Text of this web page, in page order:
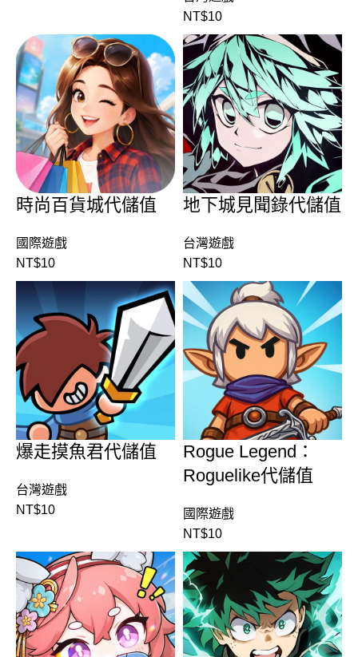
NT$10
時尚百貨城代儲值
國際遊戲
NT$10
地下城見聞錄代儲值
台灣遊戲
NT$10
爆走摸魚君代儲值
台灣遊戲
NT$10
Rogue Legend：
Roguelike代儲值
國際遊戲
NT$10